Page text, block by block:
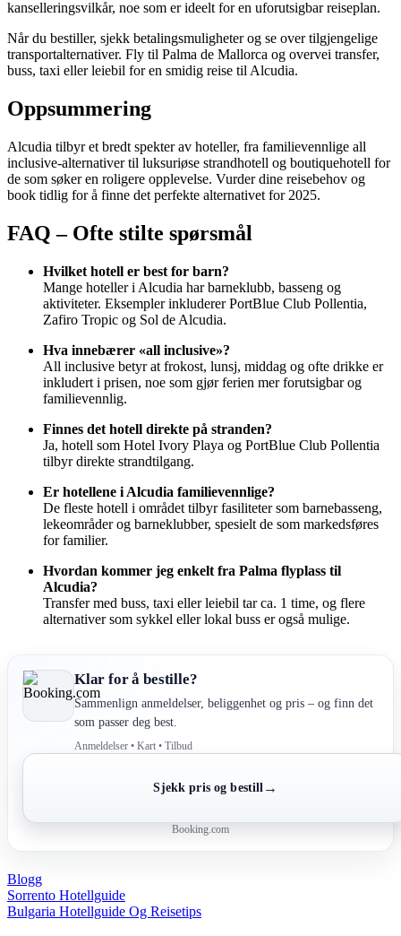
kanselleringsvilkår, noe som er ideelt for en uforutsigbar reiseplan.
Når du bestiller, sjekk betalingsmuligheter og se over tilgjengelige
transportalternativer. Fly til Palma de Mallorca og overvei transfer,
buss, taxi eller leiebil for en smidig reise til Alcudia.
Oppsummering
Alcudia tilbyr et bredt spekter av hoteller, fra familievennlige all
inclusive-alternativer til luksuriøse strandhotell og boutiquehotell for
de som søker en roligere opplevelse. Vurder dine reisebehov og
book tidlig for å finne det perfekte alternativet for 2025.
FAQ – Ofte stilte spørsmål
Hvilket hotell er best for barn?
Mange hoteller i Alcudia har barneklubb, basseng og
aktiviteter. Eksempler inkluderer PortBlue Club Pollentia,
Zafiro Tropic og Sol de Alcudia.
Hva innebærer «all inclusive»?
All inclusive betyr at frokost, lunsj, middag og ofte drikke er
inkludert i prisen, noe som gjør ferien mer forutsigbar og
familievennlig.
Finnes det hotell direkte på stranden?
Ja, hotell som Hotel Ivory Playa og PortBlue Club Pollentia
tilbyr direkte strandtilgang.
Er hotellene i Alcudia familievennlige?
De fleste hotell i området tilbyr fasiliteter som barnebasseng,
lekeområder og barneklubber, spesielt de som markedsføres
for familier.
Hvordan kommer jeg enkelt fra Palma flyplass til
Alcudia?
Transfer med buss, taxi eller leiebil tar ca. 1 time, og flere
alternativer som sykkel eller lokal buss er også mulige.
Klar for å bestille?
Sammenlign anmeldelser, beliggenhet og pris – og finn det
som passer deg best.
Anmeldelser • Kart • Tilbud
Sjekk pris og bestill →
Booking.com
Blogg
Post
navigation
Sorrento Hotellguide
Bulgaria Hotellguide Og Reisetips